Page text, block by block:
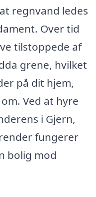
regnvand ledes
Over tid
tilstoppede af
grene, hvilket
på dit hjem,
Ved at hyre
i Gjern,
fungerer
bolig mod